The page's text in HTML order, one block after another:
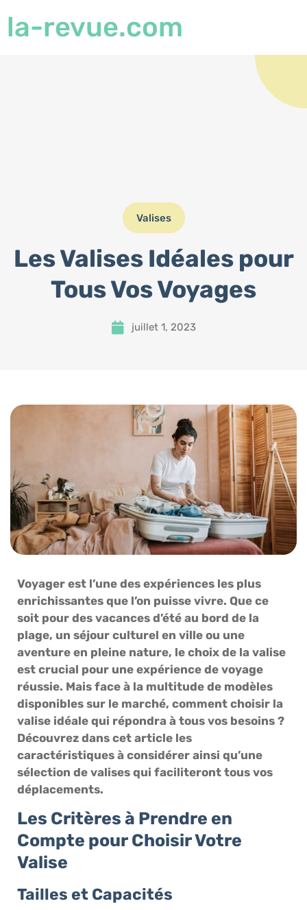
la-revue.com
Valises
Les Valises Idéales pour
Tous Vos Voyages
juillet 1, 2023
Voyager est l’une des expériences les plus
enrichissantes que l’on puisse vivre. Que ce
soit pour des vacances d’été au bord de la
plage, un séjour culturel en ville ou une
aventure en pleine nature, le choix de la valise
est crucial pour une expérience de voyage
réussie. Mais face à la multitude de modèles
disponibles sur le marché, comment choisir la
valise idéale qui répondra à tous vos besoins ?
Découvrez dans cet article les
caractéristiques à considérer ainsi qu’une
sélection de valises qui faciliteront tous vos
déplacements.
Les Critères à Prendre en
Compte pour Choisir Votre
Valise
Tailles et Capacités